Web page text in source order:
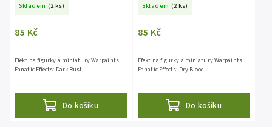
Skladem (2 ks)
85 Kč
Do košíku
Efekt na figurky a miniatury Warpaints
Fanatic Effects: Dark Rust.
Skladem (2 ks)
85 Kč
Do košíku
Efekt na figurky a miniatury Warpaints
Fanatic Effects: Dry Blood.